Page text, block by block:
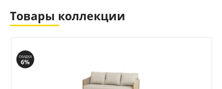
Товары коллекции
СКИДКА
6%